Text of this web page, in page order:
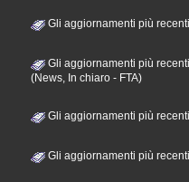
Gli aggiornamenti più
Gli aggiornamenti più recenti
(News, In chiaro - FTA)
Gli aggiornamenti più
Gli aggiornamenti più